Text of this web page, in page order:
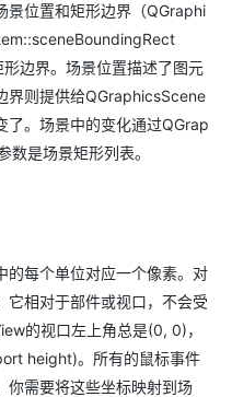
景位置和矩形边界（QGraphi
边界。场景位置描述了图元
界则提供给QGraphicsScene
了。场景中的变化通过QGrap
是场景矩形列表。
的每个单位对应一个像素。对
它相对于部件或视口，不会受
的视口左上角总是(0, 0)，
height)。所有的鼠标事件
你需要将这些坐标映射到场